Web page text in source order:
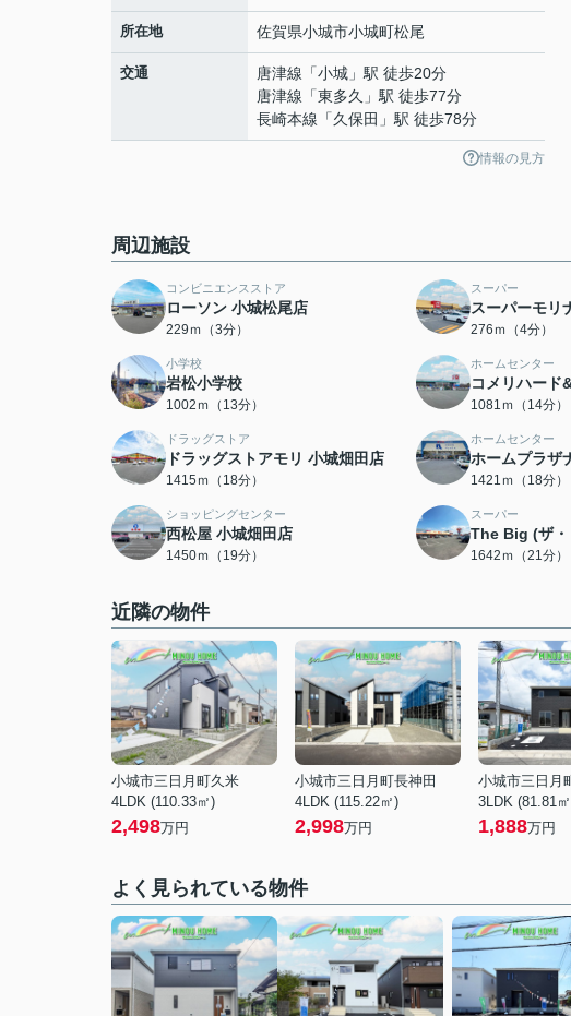
所在地 佐賀県小城市小城町松尾
交通 唐津線 「小城 」駅 徒歩20分
唐津線 「東多久 」駅 徒歩77分
長崎本線 「久保田 」駅 徒歩78分
情報の見方
周辺施設
コンビニエンスストア
ローソン 小城松尾店
229ｍ（3分）
スーパー
スーパーモリ
276ｍ（4分）
小学校
岩松小学校
1002ｍ（13分）
ホームセンター
コメリハード
1081ｍ（14分）
ドラッグストア
ドラッグストアモリ 小城畑田店
1415ｍ（18分）
ホームセンター
ホームプラザ
1421ｍ（18分）
ショッピングセンター
西松屋 小城畑田店
1450ｍ（19分）
スーパー
The Big (ザ・
1642ｍ（21分）
近隣の物件
小城市三日月町久米
4LDK (110.33㎡)
2,498万円
小城市三日月町長神田
4LDK (115.22㎡)
2,998万円
小城市三日月
3LDK (81.81
1,888万円
よく見られている物件